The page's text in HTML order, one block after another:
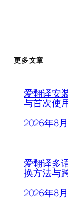
更多文章
爱翻译安
与首次使
2026年8
爱翻译多
换方法与
2026年8